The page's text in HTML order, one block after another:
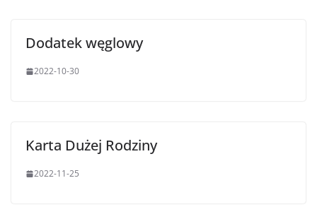
Dodatek węglowy
2022-10-30
Karta Dużej Rodziny
2022-11-25